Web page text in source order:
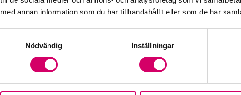
med annan information som du har tillhandahållit eller som de har
Nödvändig
Inställningar